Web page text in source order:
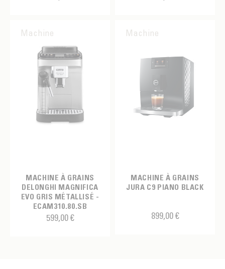
Delonghi
Krups
Machine
MACHINE À GRAINS
DELONGHI MAGNIFICA
EVO GRIS MÉTALLISÉ -
ECAM310.80.SB
599,00 €
Machine
MACHINE À GRAINS
JURA C9 PIANO BLACK
899,00 €